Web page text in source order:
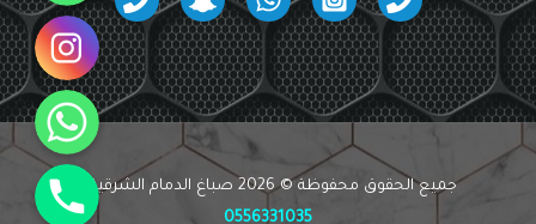
جميع الحقوق محفوظة © 2026 صباغ الدمام الشرقية -
0556331035
انستقرام
واتساب
جوال